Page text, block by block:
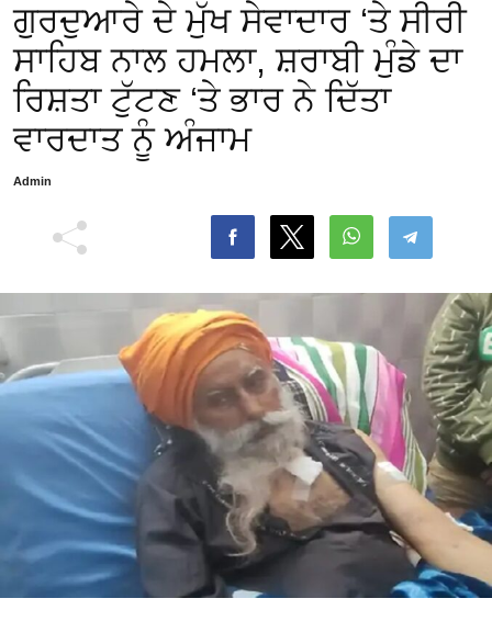
ਗੁਰਦੁਆਰੇ ਦੇ ਮੁੱਖ ਸੇਵਾਦਾਰ ‘ਤੇ ਸੀਰੀ
ਸਾਹਿਬ ਨਾਲ ਹਮਲਾ, ਸ਼ਰਾਬੀ ਮੁੰਡੇ ਦਾ
ਰਿਸ਼ਤਾ ਟੁੱਟਣ ‘ਤੇ ਭਾਰ ਨੇ ਦਿੱਤਾ
ਵਾਰਦਾਤ ਨੂੰ ਅੰਜਾਮ
Admin